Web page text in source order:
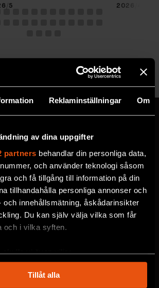
Reklaminställningar Om
av dina uppgifter
partners behandlar din personliga data,
och använder teknologi såsom
och få tillgång till information på din
tillhandahålla personliga annonser och
och innehållsmätning, åskådarinsikter
Du kan själv välja vilka som får
och i vilka syften.
skulle vi även vilja:
noggrannhet på upp till flera meter
Tillåt alla
5 2026/4
Se alla utgåvor
NYHET
på F&F:s
här!
mejladress och klicka på
Läs om hur vi
MED NYHETER